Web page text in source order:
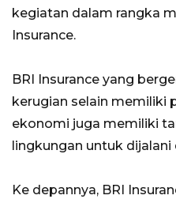
kegiatan dalam rangka
Insurance.
BRI Insurance yang
kerugian selain memiliki
ekonomi juga memiliki
lingkungan untuk dijalani
Ke depannya, BRI